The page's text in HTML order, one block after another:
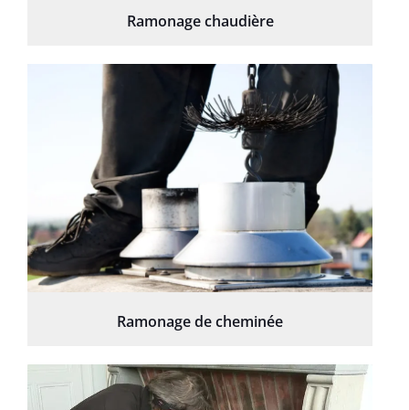
Ramonage chaudière
Ramonage de cheminée